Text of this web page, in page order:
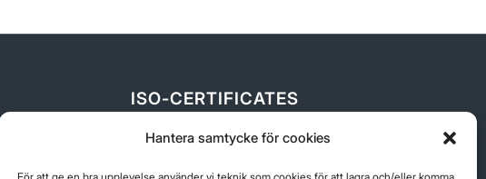
Hantera samtycke för cookies
ISO-CERTIFICATES
ISO9001_14001